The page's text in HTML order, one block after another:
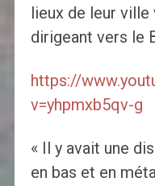
lieux de leur ville
dirigeant vers le
https://
v=yhpmxb5qv-g
« Il y avait une
en bas et en